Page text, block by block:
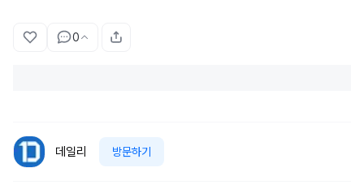
0
데일리 방문하기